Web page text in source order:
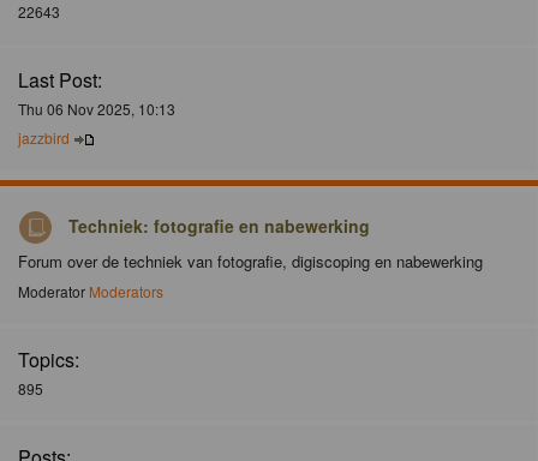
22643
Last Post:
Thu 06 Nov 2025, 10:13
jazzbird
Techniek: fotografie en nabewerking
Forum over de techniek van fotografie, digiscoping en nabewerking
Moderator Moderators
Topics:
895